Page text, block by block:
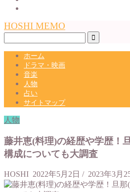
HOSHI MEMO
ホーム
ドラマ・映画
音楽
人物
占い
サイトマップ
人物
藤井恵(料理)の経歴や学歴！
構成についても大調査
HOSHI 2022年5月2日 / 2023年3月